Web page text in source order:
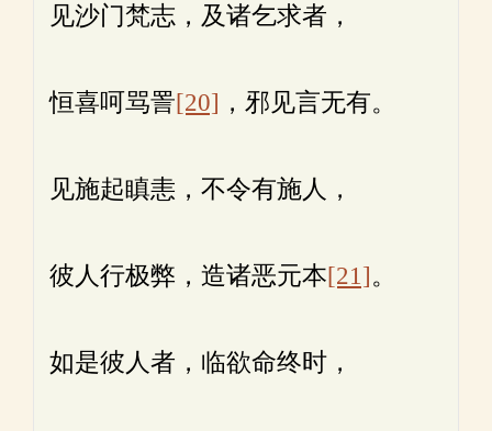
见沙门梵志，及诸乞求者，
恒喜呵骂詈[20] ，邪见言无有。
见施起瞋恚，不令有施人，
彼人行极弊，造诸恶元本[21]。
如是彼人者，临欲命终时，